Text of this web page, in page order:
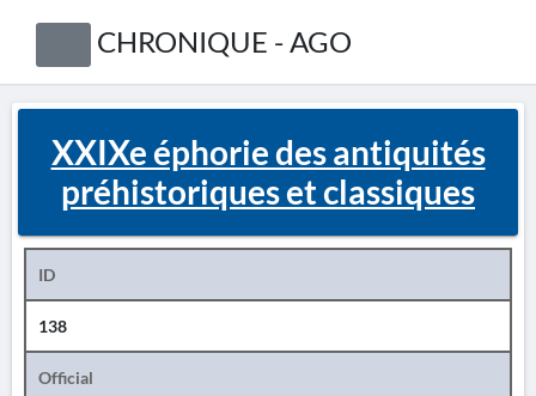
CHRONIQUE - AGO
XXIXe éphorie des antiquités
préhistoriques et classiques
ID
138
Official